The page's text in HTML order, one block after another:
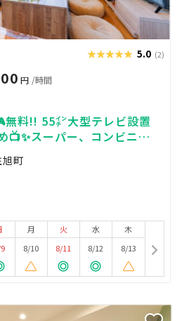
★★★★★
★★★★★ 5.0 (2)
円 /時間
無料!! 55㌅大型テレビ設置
📺✨スーパー、コンビニが
ーティを🎉🍺🎵
町
月
8/10
火
8/11
水
8/12
木
8/13